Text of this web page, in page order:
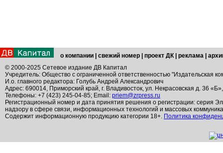
о компании свежий номер проект ДК реклама
© 2000-2025 Сетевое издание ДВ Капитал
Учредитель: Общество с ограниченной ответственностью "Издательская
И.о. главного редактора: Голубь Андрей Александрович
Адрес: 690014, Приморский край, г. Владивосток, ул. Некрасовская д. 36
Телефоны: +7 (423) 245-04-85; Email: priem@zrpress.ru
Регистрационный номер и дата принятия решения о регистрации: серия
надзору в сфере связи, информационных технологий и массовых
Содержит информационную продукцию категории 18+. Политика